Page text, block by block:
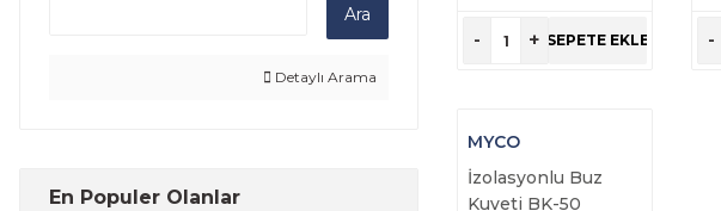
Ara
Detaylı Arama
En Populer Olanlar
- + SEPETE EKLE -
MYCO
İzolasyonlu Buz
Kuveti BK-50